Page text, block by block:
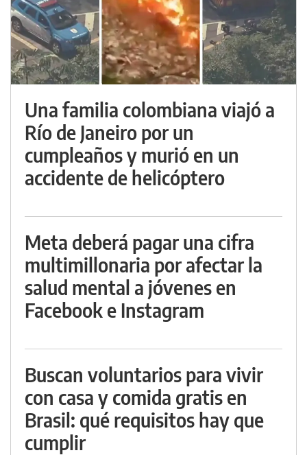
Una familia colombiana viajó a
Río de Janeiro por un
cumpleaños y murió en un
accidente de helicóptero
Meta deberá pagar una cifra
multimillonaria por afectar la
salud mental a jóvenes en
Facebook e Instagram
Buscan voluntarios para vivir
con casa y comida gratis en
Brasil: qué requisitos hay que
cumplir